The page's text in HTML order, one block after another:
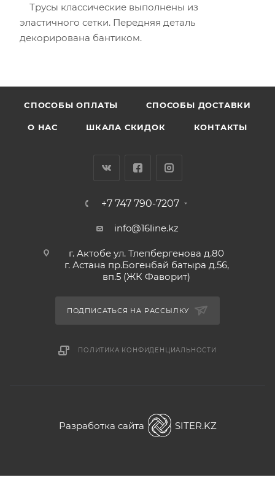
Трусы классические выполнены из
эластичного сетки. Передняя деталь
декорирована бантиком.
CПОСОБЫ ОПЛАТЫ СПОСОБЫ ДОСТАВКИ
О НАС ШКАЛА СКИДОК КОНТАКТЫ
+7 747 790-7207
info@16line.kz
г. Актобе ул. Тлепбергенова д.80
г. Астана пр.Богенбай батыра д.56,
вп.5 (ЖК Фаворит)
ПОДПИСАТЬСЯ НА РАССЫЛКУ
ПОЛИТИКА КОНФИДЕНЦИАЛЬНОСТИ
Разработка сайта SITER.KZ